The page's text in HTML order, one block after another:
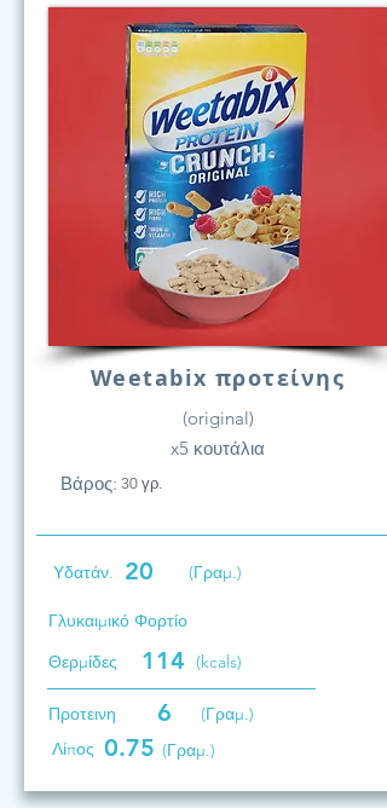
Weetabix προτείνης
(original)
x5 κουτάλια
Βάρος: 30 γρ.
Υδατάν. 20 (Γραμ.)
Γλυκαιμικό Φορτίο
Θερμίδες
114 (kcals)
Προτεινη 6
(Γραμ.)
Λίπος 0.75 (Γραμ.)